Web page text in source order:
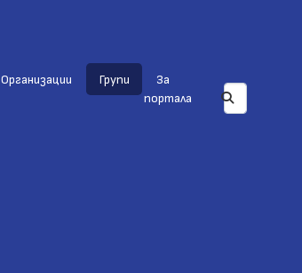
Организации Групи
За
портала